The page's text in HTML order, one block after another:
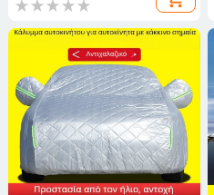
προστασία από ήλιο και σκόνη